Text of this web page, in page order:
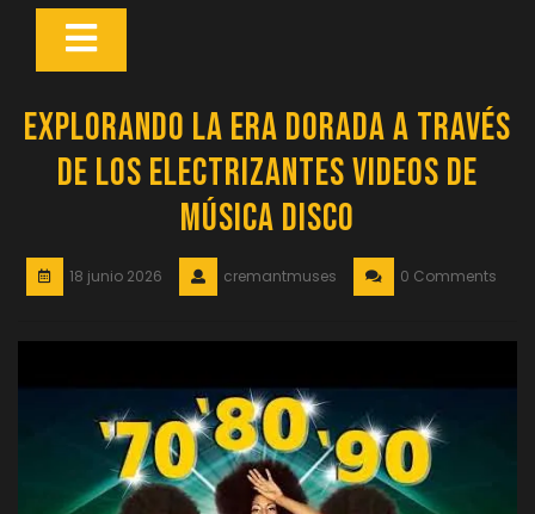
Botón
Explorando la Era Dorada a Través
de los Electrizantes Videos de
Música Disco
18 junio 2026 cremantmuses 0 Comments